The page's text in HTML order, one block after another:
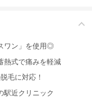
ワン」を使用◎
熱式で痛みを軽減
毛に対応！
駅近クリニック